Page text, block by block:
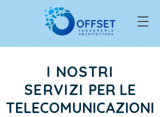
I NOSTRI
SERVIZI PER LE
TELECOMUNICAZIONI